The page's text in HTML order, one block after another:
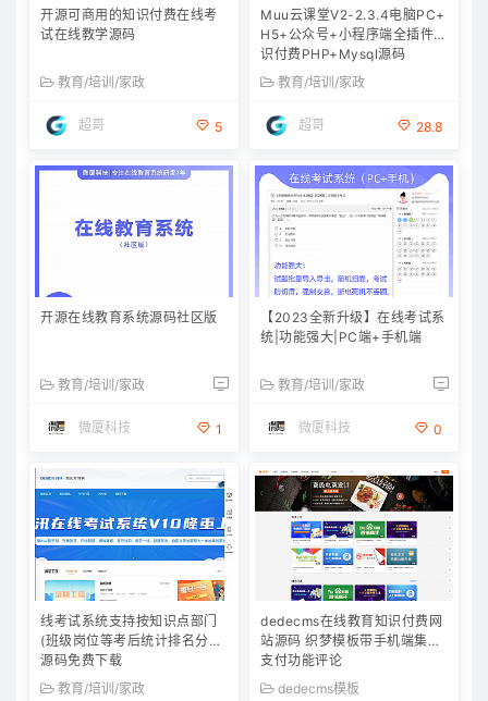
开源可商用的知识付费在线考
试在线教学源码
教育/培训/家政
超哥 5
Muu云课堂V2-2.3.4电脑PC+
H5+公众号+小程序端全插件知
识付费PHP+Mysql源码
教育/培训/家政
超哥 28.8
开源在线教育系统源码社区版
教育/培训/家政
微厦科技 1
【2023全新升级】在线考试系
统|功能强大|PC端+手机端
教育/培训/家政
微厦科技 0
线考试系统支持按知识点部门
(班级岗位等考后统计排名分析
源码免费下载
教育/培训/家政
dedecms在线教育知识付费网
站源码 织梦模板带手机端集成
支付功能评论
dedecms模板